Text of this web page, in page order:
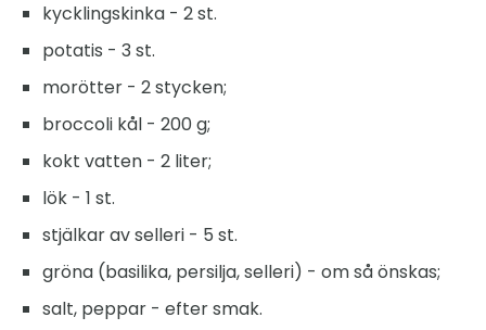
kycklingskinka - 2 st.
potatis - 3 st.
morötter - 2 stycken;
broccoli kål - 200 g;
kokt vatten - 2 liter;
lök - 1 st.
stjälkar av selleri - 5 st.
gröna (basilika, persilja, selleri) - om så önskas;
salt, peppar - efter smak.